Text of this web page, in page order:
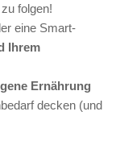
folgen!
eine Smart-
Ihrem
Ernährung
decken (und